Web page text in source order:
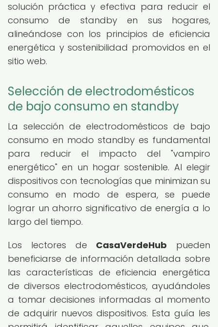
solución práctica y efectiva para reducir el
consumo de standby en sus hogares,
alineándose con los principios de eficiencia
energética y sostenibilidad promovidos en el
sitio web.
Selección de electrodomésticos
de bajo consumo en standby
La selección de electrodomésticos de bajo
consumo en modo standby es fundamental
para reducir el impacto del "vampiro
energético" en un hogar sostenible. Al elegir
dispositivos con tecnologías que minimizan su
consumo en modo de espera, se puede
lograr un ahorro significativo de energía a lo
largo del tiempo.
Los lectores de CasaVerdeHub pueden
beneficiarse de información detallada sobre
las características de eficiencia energética
de diversos electrodomésticos, ayudándoles
a tomar decisiones informadas al momento
de adquirir nuevos dispositivos. Esta guía les